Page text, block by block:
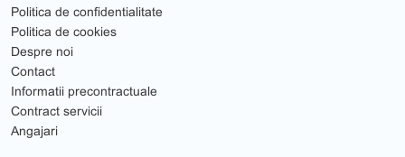
Politica de confidentialitate
Politica de cookies
Despre noi
Contact
Informatii precontractuale
Contract servicii
Angajari